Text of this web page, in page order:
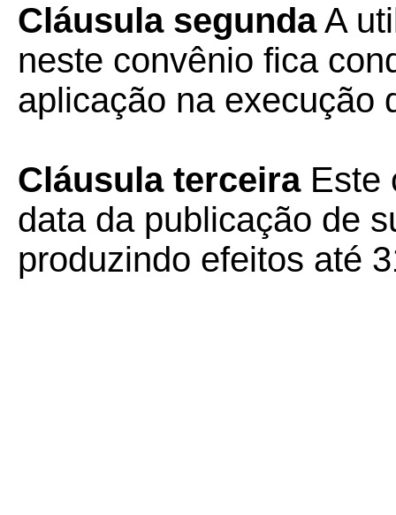
Cláusula segundaA
neste convênio fica
aplicação na execução
Cláusula terceiraEste
data da publicação de
produzindo efeitos até